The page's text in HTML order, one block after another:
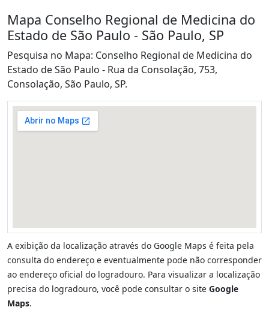
Mapa Conselho Regional de Medicina do
Estado de São Paulo - São Paulo, SP
Pesquisa no Mapa: Conselho Regional de Medicina do
Estado de São Paulo - Rua da Consolação, 753,
Consolação, São Paulo, SP.
A exibição da localização através do Google Maps é feita pela
consulta do endereço e eventualmente pode não corresponder
ao endereço oficial do logradouro. Para visualizar a localização
precisa do logradouro, você pode consultar o site Google
Maps.